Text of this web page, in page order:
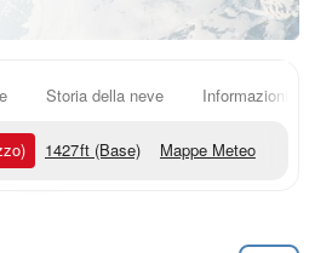
Storia della neve Informazioni
1427ft (Base) Mappe Meteo